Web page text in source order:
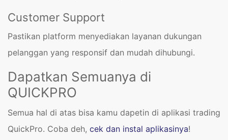
Customer Support
Pastikan platform menyediakan layanan dukungan
pelanggan yang responsif dan mudah dihubungi.
Dapatkan Semuanya di
QUICKPRO
Semua hal di atas bisa kamu dapetin di aplikasi trading
QuickPro. Coba deh, cek dan instal aplikasinya!